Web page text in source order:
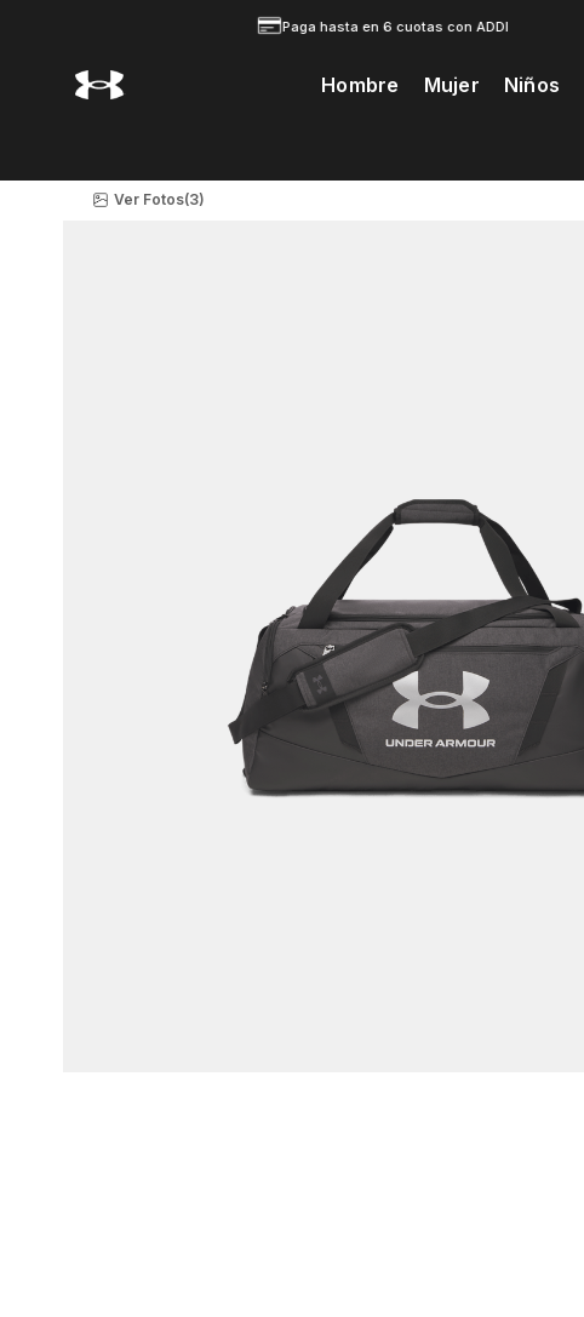
Paga hasta en 6 cuotas con ADDI
Hombre Mujer Niños
Ver Fotos(3)